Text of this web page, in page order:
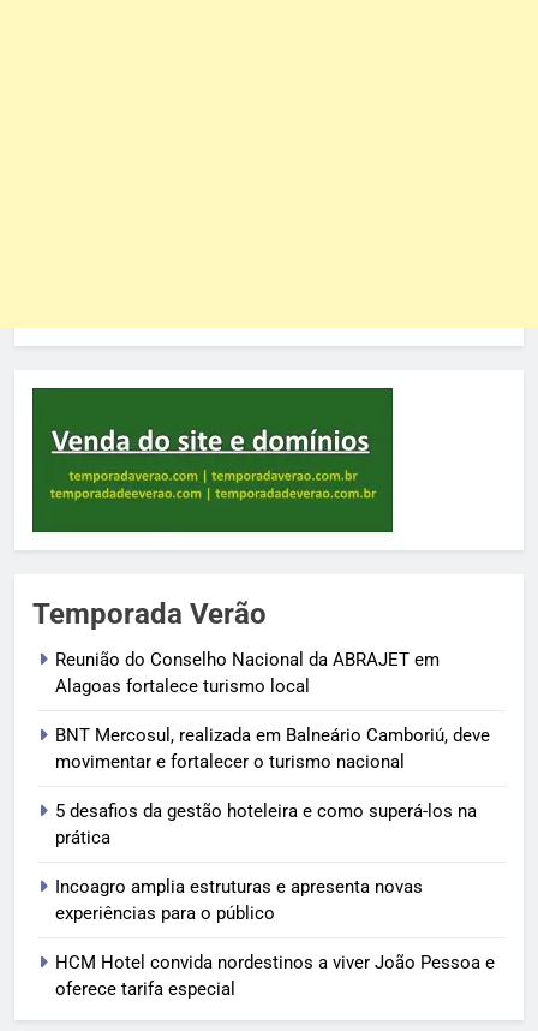
Temporada Verão
Reunião do Conselho Nacional da ABRAJET em
Alagoas fortalece turismo local
BNT Mercosul, realizada em Balneário Camboriú, deve
movimentar e fortalecer o turismo nacional
5 desafios da gestão hoteleira e como superá-los na
prática
Incoagro amplia estruturas e apresenta novas
experiências para o público
HCM Hotel convida nordestinos a viver João Pessoa e
oferece tarifa especial